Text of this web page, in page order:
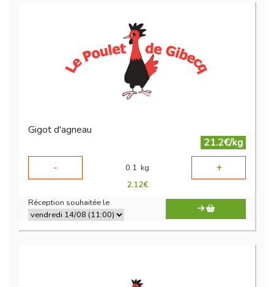
Gigot d'agneau
21.2€/kg
-
0.1 kg +
2.12€
Réception souhaitée le